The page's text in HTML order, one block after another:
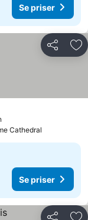
Se priser
Del
Cathedral
Se priser